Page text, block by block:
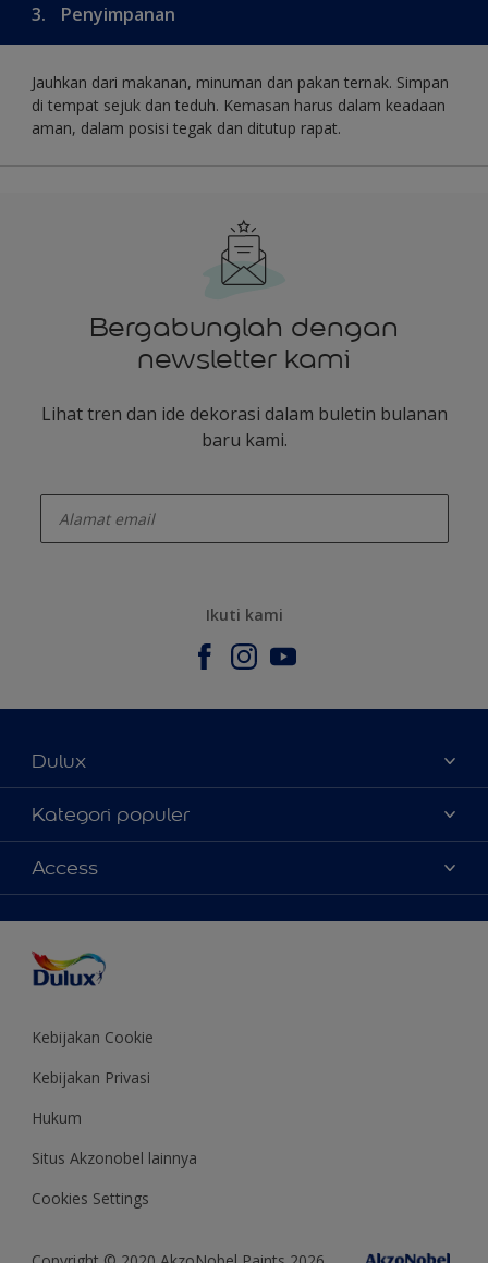
3. Penyimpanan
Jauhkan dari makanan, minuman dan pakan ternak. Simpan
di tempat sejuk dan teduh. Kemasan harus dalam keadaan
aman, dalam posisi tegak dan ditutup rapat.
Bergabunglah dengan
newsletter kami
Lihat tren dan ide dekorasi dalam buletin bulanan
baru kami.
Ikuti kami
Dulux
Tentang Kami
Contact us
Temukan toko
Kategori populer
Warna
Produk
Inspirasi
Saran Mendekorasi
Colour of the Year
Access
Kebijakan Cookie
Kebijakan Privasi
Hukum
Situs Akzonobel lainnya
Cookies Settings